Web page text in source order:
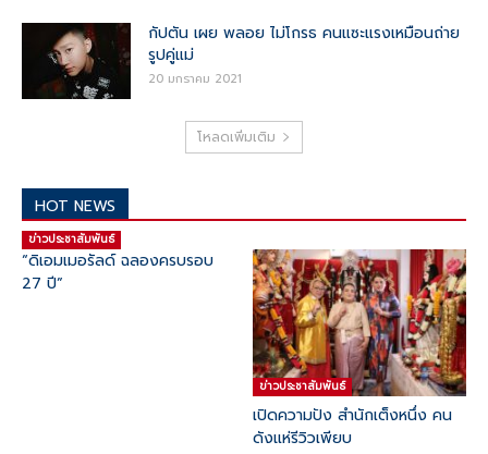
กัปตัน เผย พลอย ไม่โกรธ คนแซะแรงเหมือนถ่าย
รูปคู่แม่
20 มกราคม 2021
โหลดเพิ่มเติม
HOT NEWS
ข่าวประชาสัมพันธ์
“ดิเอมเมอรัลด์ ฉลองครบรอบ
27 ปี”
ข่าวประชาสัมพันธ์
เปิดความปัง สำนักเต็งหนึ่ง คน
ดังแห่รีวิวเพียบ